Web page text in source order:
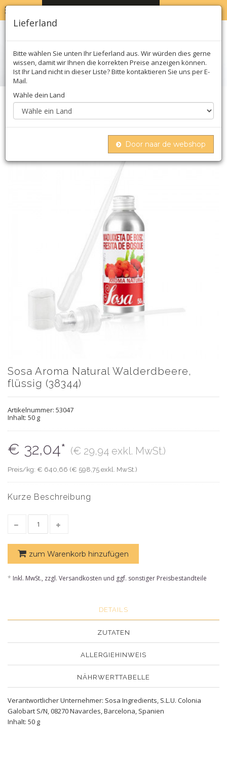
Sosa Aroma Natural Walderdbeere,
flüssig (38344)
Artikelnummer: 53047
Inhalt: 50 g
€ 32,04* (€ 29,94 exkl. MwSt.)
Preis/kg: € 640,66 (€ 598,75 exkl. MwSt.)
Kurze Beschreibung
zum Warenkorb hinzufügen
* Inkl. MwSt., zzgl. Versandkosten und ggf. sonstiger Preisbestandteile
DETAILS
ZUTATEN
ALLERGIEHINWEIS
NÄHRWERTTABELLE
Verantwortlicher Unternehmer: Sosa Ingredients, S.L.U. Colonia
Galobart S/N, 08270 Navarcles, Barcelona, Spanien
Inhalt: 50 g
Lieferland
Bitte wählen Sie unten Ihr Lieferland aus. Wir würden dies gerne
wissen, damit wir Ihnen die korrekten Preise anzeigen können.
Ist Ihr Land nicht in dieser Liste? Bitte kontaktieren Sie uns per E-
Mail.
Wähle dein Land
Door naar de webshop